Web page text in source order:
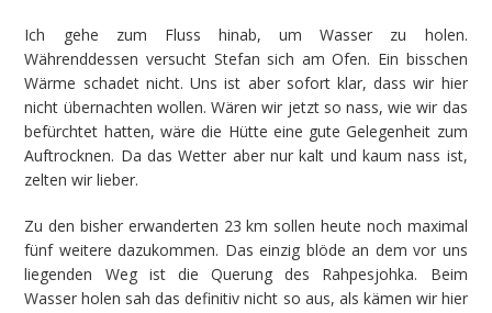
Ich gehe zum Fluss hinab, um Wasser zu holen.
Währenddessen versucht Stefan sich am Ofen. Ein bisschen
Wärme schadet nicht. Uns ist aber sofort klar, dass wir hier
nicht übernachten wollen. Wären wir jetzt so nass, wie wir das
befürchtet hatten, wäre die Hütte eine gute Gelegenheit zum
Auftrocknen. Da das Wetter aber nur kalt und kaum nass ist,
zelten wir lieber.
Zu den bisher erwanderten 23 km sollen heute noch maximal
fünf weitere dazukommen. Das einzig blöde an dem vor uns
liegenden Weg ist die Querung des Rahpesjohka. Beim
Wasser holen sah das definitiv nicht so aus, als kämen wir hier